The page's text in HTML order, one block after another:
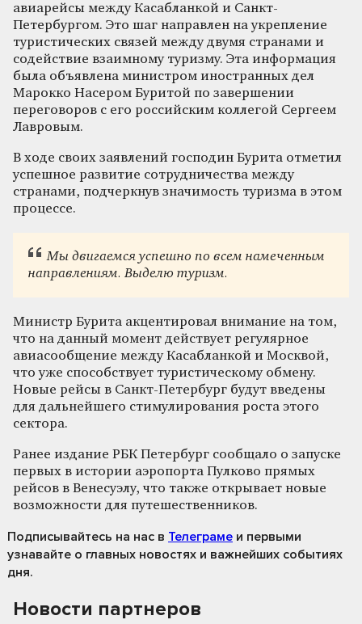
авиарейсы между Касабланкой и Санкт-
Петербургом. Это шаг направлен на укрепление
туристических связей между двумя странами и
содействие взаимному туризму. Эта информация
была объявлена министром иностранных дел
Марокко Насером Буритой по завершении
переговоров с его российским коллегой Сергеем
Лавровым.
В ходе своих заявлений господин Бурита отметил
успешное развитие сотрудничества между
странами, подчеркнув значимость туризма в этом
процессе.
Мы двигаемся успешно по всем намеченным
направлениям. Выделю туризм.
Министр Бурита акцентировал внимание на том,
что на данный момент действует регулярное
авиасообщение между Касабланкой и Москвой,
что уже способствует туристическому обмену.
Новые рейсы в Санкт-Петербург будут введены
для дальнейшего стимулирования роста этого
сектора.
Ранее издание РБК Петербург сообщало о запуске
первых в истории аэропорта Пулково прямых
рейсов в Венесуэлу, что также открывает новые
возможности для путешественников.
Подписывайтесь на нас в Телеграме и первыми
узнавайте о главных новостях и важнейших событиях
дня.
Новости партнеров